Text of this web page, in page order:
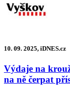
10. 09. 2025, iDNES.cz
Výdaje na
na ně čerpat